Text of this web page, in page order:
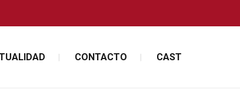
CONTACTO CAST